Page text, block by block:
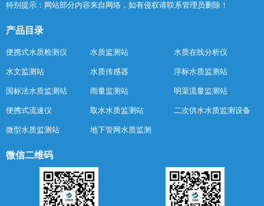
特别提示：网站部分内容来自网络，如有侵权请联系管理员删除！
产品目录
便携式水质检测仪 水质监测站 水质在线分析仪
水文监测站 水质传感器 浮标水质监测站
国标法水质监测站 雨量监测站 明渠流量监测站
便携式流速仪 取水水质监测站 二次供水水质监测设备
微型水质监测站 地下管网水质监测
微信二维码